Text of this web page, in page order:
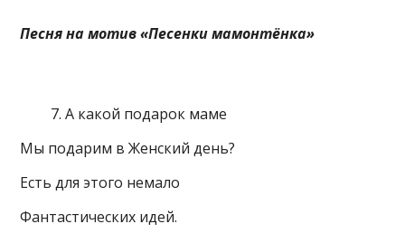
Песня на мотив «Песенки мамонтёнка»
А какой подарок маме
Мы подарим в Женский день?
Есть для этого немало
Фантастических идей.